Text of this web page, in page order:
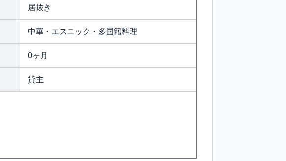
居抜き
中華・エスニック・多国籍料理
0ヶ月
貸主